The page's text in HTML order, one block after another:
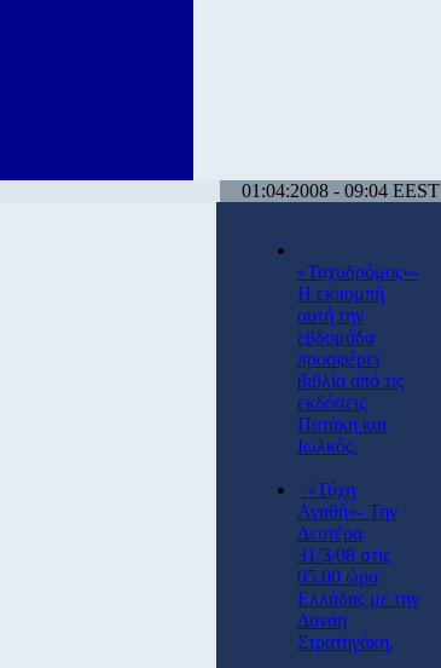
01:04:2008 - 09:04 EEST
«Ταχυδρόμος»-
Η εκπομπή
αυτή την
εβδομάδα
προσφέρει
βιβλία από τις
εκδόσεις
Πατάκη και
Ιωλκός.
«Τύχη
Αγαθή»- Την
Δευτέρα
31/3/08 στις
05.00 ώρα
Ελλάδας με την
Δανάη
Στρατηγάκη.